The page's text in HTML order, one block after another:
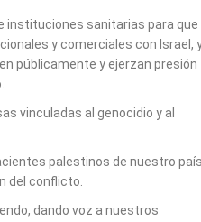
instituciones sanitarias para que
y comerciales con Israel,
públicamente y ejerzan presión
vinculadas al genocidio y al
palestinos de nuestro
del conflicto.
dando voz a nuestros